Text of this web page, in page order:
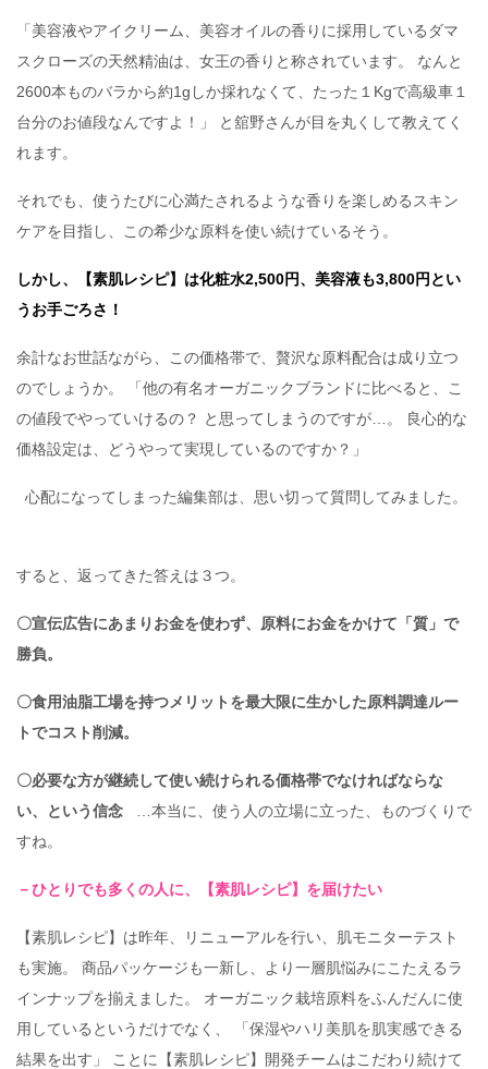
「美容液やアイクリーム、美容オイルの香りに採用しているダマ
スクローズの天然精油は、女王の香りと称されています。 なんと
2600本ものバラから約1gしか採れなくて、たった１Kgで高級車１
台分のお値段なんですよ！」 と舘野さんが目を丸くして教えてく
れます。
それでも、使うたびに心満たされるような香りを楽しめるスキン
ケアを目指し、この希少な原料を使い続けているそう。
しかし、【素肌レシピ】は化粧水2,500円、美容液も3,800円とい
うお手ごろさ！
余計なお世話ながら、この価格帯で、贅沢な原料配合は成り立つ
のでしょうか。 「他の有名オーガニックブランドに比べると、こ
の値段でやっていけるの？ と思ってしまうのですが…。 良心的な
価格設定は、どうやって実現しているのですか？」
心配になってしまった編集部は、思い切って質問してみました。
すると、返ってきた答えは３つ。
〇宣伝広告にあまりお金を使わず、原料にお金をかけて「質」で
勝負。
〇食用油脂工場を持つメリットを最大限に生かした原料調達ルー
トでコスト削減。
〇必要な方が継続して使い続けられる価格帯でなければならな
い、という信念 …本当に、使う人の立場に立った、ものづくりで
すね。
－ひとりでも多くの人に、【素肌レシピ】を届けたい
【素肌レシピ】は昨年、リニューアルを行い、肌モニターテスト
も実施。 商品パッケージも一新し、より一層肌悩みにこたえるラ
インナップを揃えました。 オーガニック栽培原料をふんだんに使
用しているというだけでなく、 「保湿やハリ美肌を肌実感できる
結果を出す」 ことに【素肌レシピ】開発チームはこだわり続けて